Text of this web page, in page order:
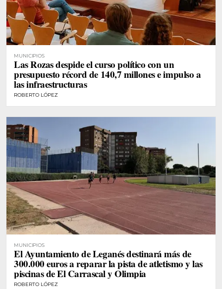
MUNICIPIOS
Las Rozas despide el curso político con un
presupuesto récord de 140,7 millones e impulso a
las infraestructuras
ROBERTO LÓPEZ
MUNICIPIOS
El Ayuntamiento de Leganés destinará más de
300.000 euros a reparar la pista de atletismo y las
piscinas de El Carrascal y Olimpia
ROBERTO LÓPEZ